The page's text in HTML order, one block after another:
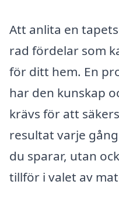
Att anlita en
rad fördelar som
för ditt hem. En
har den kunskap
krävs för att
resultat varje
du sparar, utan
tillför i valet av